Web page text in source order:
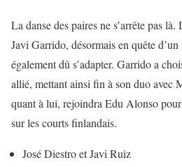
La danse des paires ne s’arrête pas
Javi Garrido, désormais en quête
également dû s’adapter. Garrido a
allié, mettant ainsi fin à son duo avec
quant à lui, rejoindra Edu Alonso
sur les courts finlandais.
José Diestro et Javi Ruiz